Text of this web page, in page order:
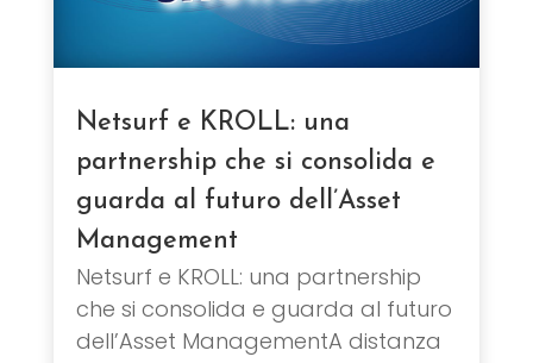
Netsurf e KROLL: una
partnership che si consolida e
guarda al futuro dell’Asset
Management
Netsurf e KROLL: una partnership
che si consolida e guarda al futuro
dell’Asset ManagementA distanza